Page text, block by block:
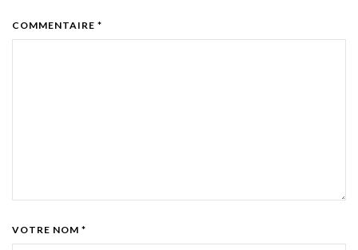
COMMENTAIRE *
VOTRE NOM *